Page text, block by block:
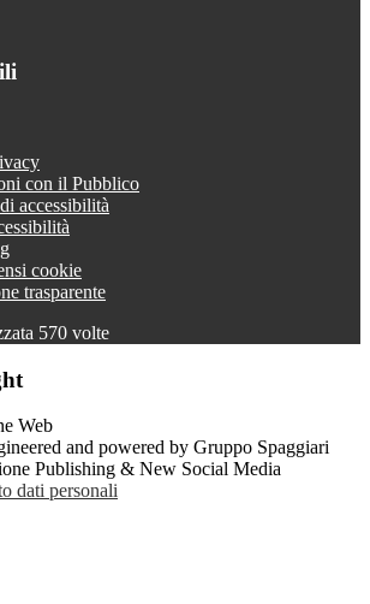
con il Pubblico
accessibilità
cookie
trasparente
570 volte
and powered by Gruppo Spaggiari
Publishing & New Social Media
dati personali